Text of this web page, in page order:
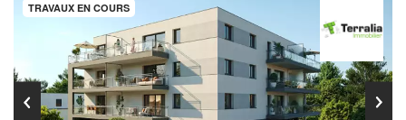
TRAVAUX EN COURS